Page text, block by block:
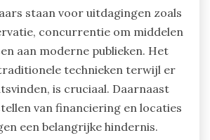
staan voor uitdagingen zoals
concurrentie om middelen
aan moderne publieken. Het
technieken terwijl er
is cruciaal. Daarnaast
van financiering en locaties
een belangrijke hindernis.